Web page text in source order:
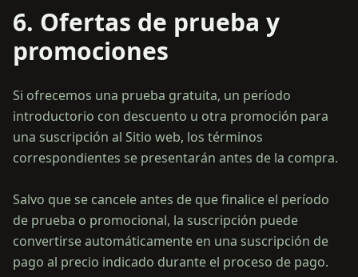
6. Ofertas de prueba y
promociones
Si ofrecemos una prueba gratuita, un período
introductorio con descuento u otra promoción para
una suscripción al Sitio web, los términos
correspondientes se presentarán antes de la compra.
Salvo que se cancele antes de que finalice el período
de prueba o promocional, la suscripción puede
convertirse automáticamente en una suscripción de